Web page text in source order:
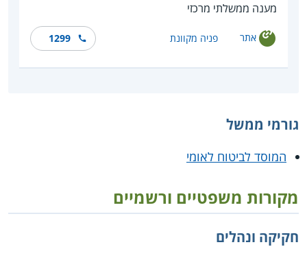
מענה ממשלתי מרכזי
אתר פניה מקוונת 1299
גורמי ממשל
המוסד לביטוח לאומי
מקורות משפטיים ורשמיים
חקיקה ונהלים